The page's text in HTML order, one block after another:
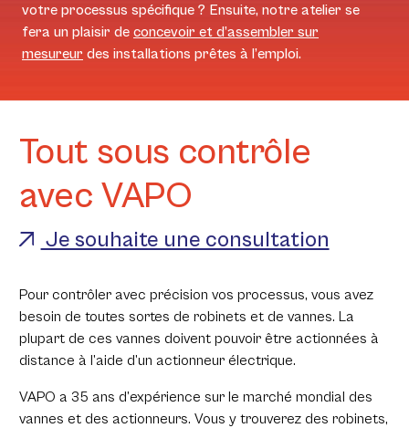
votre processus spécifique ? Ensuite, notre atelier se
fera un plaisir de concevoir et d’assembler sur
mesureur des installations prêtes à l’emploi.
Tout sous contrôle
avec VAPO
Je souhaite une consultation
Pour contrôler avec précision vos processus, vous avez
besoin de toutes sortes de robinets et de vannes. La
plupart de ces vannes doivent pouvoir être actionnées à
distance à l’aide d’un actionneur électrique.
VAPO a 35 ans d’expérience sur le marché mondial des
vannes et des actionneurs. Vous y trouverez des robinets,